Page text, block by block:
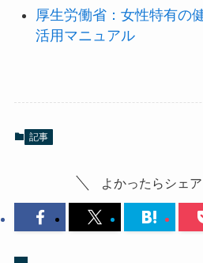
厚生労働省：女性特有の
活用マニュアル
記事
よかったらシェア